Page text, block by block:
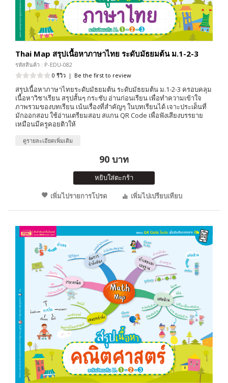
Thai Map สรุปเนื้อหาภาษาไทย ระดับมัธยมต้น ม.1-2-3
รหัสสินค้า : P-EDU-082
0 รีวิว | Be the first to review
สรุปเนื้อหาภาษาไทยระดับมัธยมต้น ระดับมัธยมต้น ม.1-2-3 ครอบคลุม
เนื้อหาวิชาเรียน สรุปสั้นๆ กระชับ อ่านก่อนเรียน เพื่อทำความเข้าใจ
ภาพรวมของบทเรียน เน้นเรื่องที่สำคัญๆ ในบทเรียนได้ เจาะประเด็นที่
มักออกสอบ ใช้อ่านเตรียมสอบ สแกน QR Code เพื่อฟังเสียงบรรยาย
เหมือนมีครูคอยติวให้
ดูรายละเอียดเพิ่มเติม
90 บาท
หยิบใส่ตะกร้า
เพิ่มไปรายการโปรด
เพิ่มไปเปรียบเทียบ